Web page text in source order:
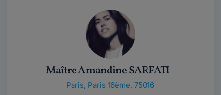
Maître Amandine SARFATI
Paris, Paris 16ème, 75016